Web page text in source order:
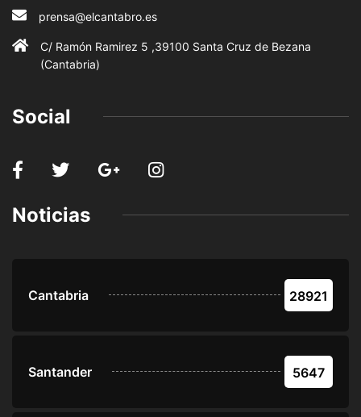
prensa@elcantabro.es
C/ Ramón Ramirez 5 ,39100 Santa Cruz de Bezana
(Cantabria)
Social
Noticias
Cantabria 28921
Santander 5647